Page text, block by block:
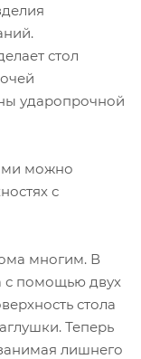
стол
ударопрочной
можно
с
многим. В
с помощью двух
стола
Теперь
лишнего